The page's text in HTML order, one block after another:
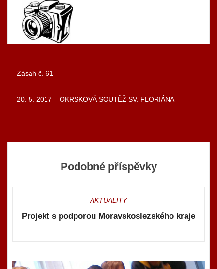
Zásah č. 61
20. 5. 2017 – OKRSKOVÁ SOUTĚŽ SV. FLORIÁNA
Podobné příspěvky
AKTUALITY
Projekt s podporou Moravskoslezského kraje